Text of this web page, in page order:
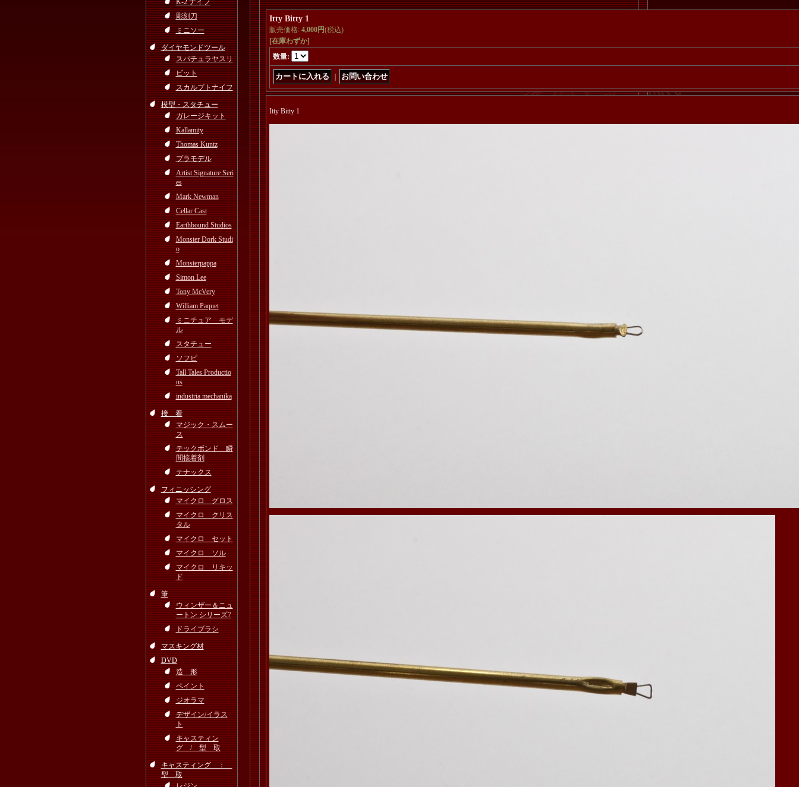
K-2 ナイフ
彫刻刀
ミニソー
ダイヤモンドツール
スパチュラヤスリ
ビット
スカルプトナイフ
模型・スタチュー
ガレージキット
Kallamity
Thomas Kuntz
プラモデル
Artist Signature Seri
es
Mark Newman
Cellar Cast
Earthbound Studios
Monster Dork Studi
o
Monsterpappa
Simon Lee
Tony McVery
William Paquet
ミニチュア モデ
ル
スタチュー
ソフビ
Tall Tales Productio
ns
industria mechanika
接 着
マジック・スムー
ス
テックボンド 瞬
間接着剤
テナックス
フィニッシング
マイクロ グロス
マイクロ クリス
タル
マイクロ セット
マイクロ ソル
マイクロ リキッ
ド
筆
ウィンザー＆ニュ
ートン シリーズ7
ドライブラシ
マスキング材
DVD
造 形
ペイント
ジオラマ
デザイン/イラス
ト
キャスティン
グ / 型 取
キャスティング ：
型 取
Itty Bitty 1
販売価格: 4,000円(税込)
[在庫わずか]
数量:
Itty Bitty 1